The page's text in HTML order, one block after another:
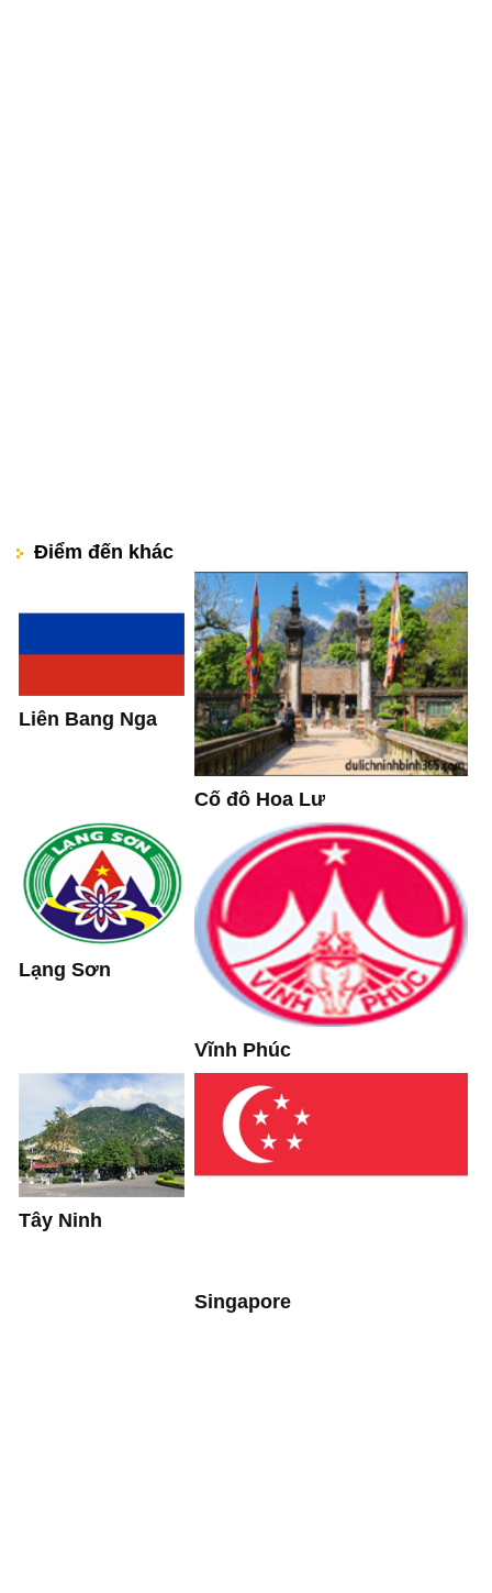
Điểm đến khác
Liên Bang Nga
Cố đô Hoa Lư
Lạng Sơn
Vĩnh Phúc
Tây Ninh
Singapore